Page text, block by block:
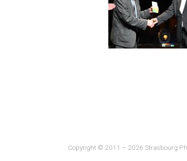
Copyright © 2011 – 2026 Strasbourg